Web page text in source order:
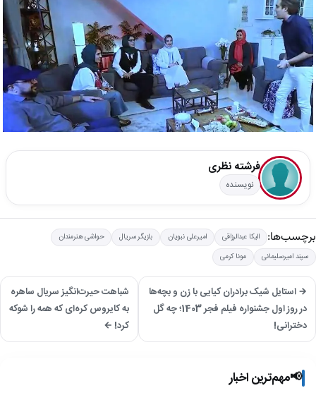
فرشته نظری
نویسنده
برچسب‌ها: الیکا عبدالرزاقی امیرعلی نبویان بازیگر سریال
حواشی هنرمندان
سپند امیرسلیمانی
مونا کرمی
→ استایل شیک برادران کیایی با زن و بچه‌ها
در روز اول جشنواره فیلم فجر 1403؛ چه گل
دخترانی!
شباهت حیرت‌انگیز سریال ساهره
به کایروس کره‌ای که همه را شوکه
کرد! ←
📢مهم‌ترین اخبار